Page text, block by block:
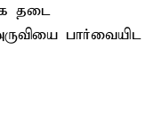
தடை
பார்வையிட